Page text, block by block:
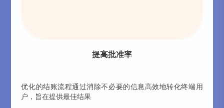
提高批准率
优化的结账流程通过消除不必要的信息高效地转化终端用
户，旨在提供最佳结果